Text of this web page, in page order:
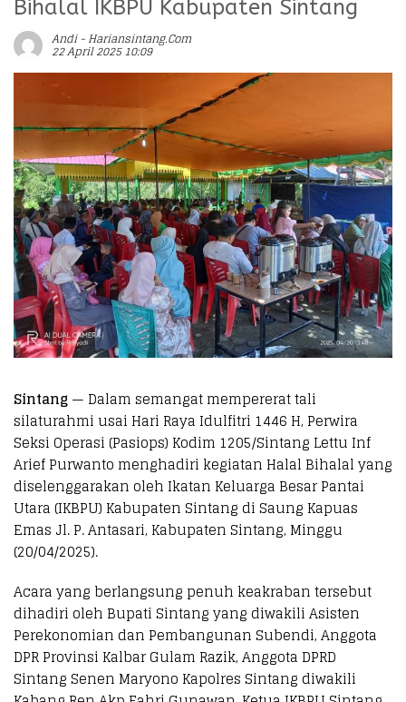
Bihalal IKBPU Kabupaten Sintang
Andi - Hariansintang.com
22 April 2025 10:09
Sintang— Dalam semangat mempererat tali
silaturahmi usai Hari Raya Idulfitri 1446 H, Perwira
Seksi Operasi (Pasiops) Kodim 1205/Sintang Lettu Inf
Arief Purwanto menghadiri kegiatan Halal Bihalal yang
diselenggarakan oleh Ikatan Keluarga Besar Pantai
Utara (IKBPU) Kabupaten Sintang di Saung Kapuas
Emas Jl. P. Antasari, Kabupaten Sintang, Minggu
(20/04/2025).
Acara yang berlangsung penuh keakraban tersebut
dihadiri oleh Bupati Sintang yang diwakili Asisten
Perekonomian dan Pembangunan Subendi, Anggota
DPR Provinsi Kalbar Gulam Razik, Anggota DPRD
Sintang Senen Maryono Kapolres Sintang diwakili